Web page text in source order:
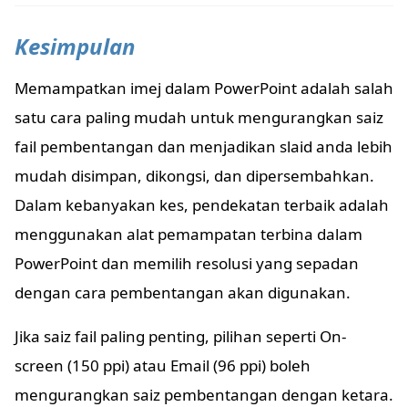
Kesimpulan
Memampatkan imej dalam PowerPoint adalah salah
satu cara paling mudah untuk mengurangkan saiz
fail pembentangan dan menjadikan slaid anda lebih
mudah disimpan, dikongsi, dan dipersembahkan.
Dalam kebanyakan kes, pendekatan terbaik adalah
menggunakan alat pemampatan terbina dalam
PowerPoint dan memilih resolusi yang sepadan
dengan cara pembentangan akan digunakan.
Jika saiz fail paling penting, pilihan seperti On-
screen (150 ppi) atau Email (96 ppi) boleh
mengurangkan saiz pembentangan dengan ketara.